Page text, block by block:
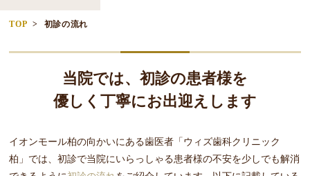
TOP 初診の流れ
当院では、初診の患者様を
優しく丁寧にお出迎えします
イオンモール柏の向かいにある歯医者「ウィズ歯科クリニック
柏」では、初診で当院にいらっしゃる患者様の不安を少しでも解消